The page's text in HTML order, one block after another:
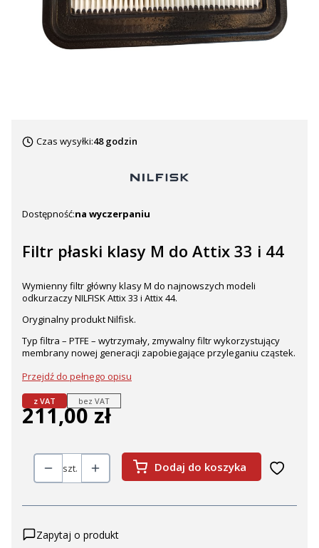
Czas wysyłki:48 godzin
Dostępność:na wyczerpaniu
Filtr płaski klasy M do Attix 33 i 44
Wymienny filtr główny klasy M do najnowszych modeli
odkurzaczy NILFISK Attix 33 i Attix 44.
Oryginalny produkt Nilfisk.
Typ filtra – PTFE – wytrzymały, zmywalny filtr wykorzystujący
membrany nowej generacji zapobiegające przyleganiu cząstek.
Przejdź do pełnego opisu
z VAT bez VAT
Cena
211,00 zł
szt. Dodaj do koszyka
Zapytaj o produkt